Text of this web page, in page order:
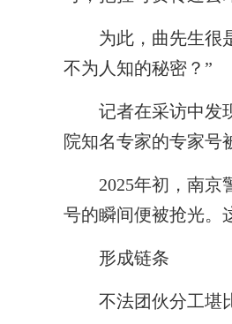
为此，曲先生很是
不为人知的秘密？”
记者在采访中发现
院知名专家的专家号
2025年初，南京警
号的瞬间便被抢光。
形成链条
不法团伙分工堪